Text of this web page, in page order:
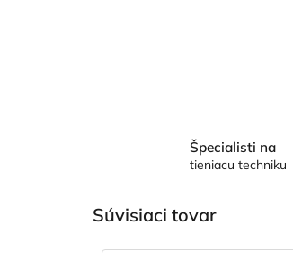
Špecialisti na
tieniacu techniku
Súvisiaci tovar